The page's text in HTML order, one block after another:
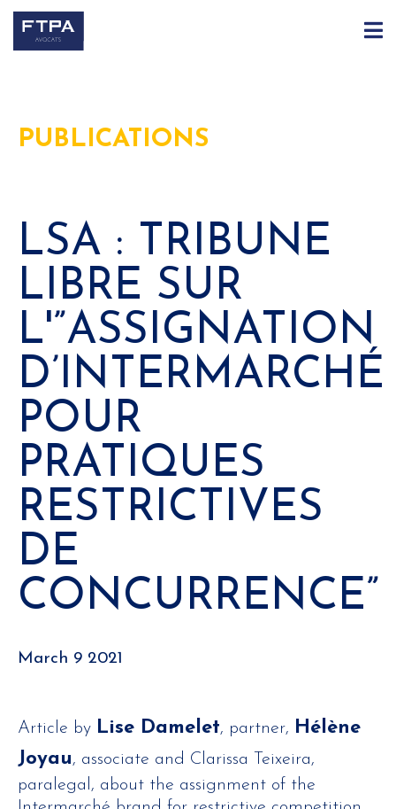
PUBLICATIONS
LSA : TRIBUNE
LIBRE SUR
L'”ASSIGNATION
D’INTERMARCHÉ
POUR
PRATIQUES
RESTRICTIVES
DE
CONCURRENCE”
March 9 2021
Article by Lise Damelet, partner, Hélène
Joyau, associate and Clarissa Teixeira,
paralegal, about the assignment of the